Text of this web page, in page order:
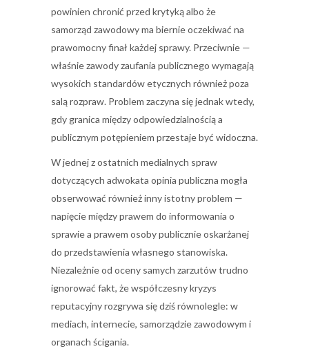
powinien chronić przed krytyką albo że
samorząd zawodowy ma biernie oczekiwać na
prawomocny finał każdej sprawy. Przeciwnie —
właśnie zawody zaufania publicznego wymagają
wysokich standardów etycznych również poza
salą rozpraw. Problem zaczyna się jednak wtedy,
gdy granica między odpowiedzialnością a
publicznym potępieniem przestaje być widoczna.
W jednej z ostatnich medialnych spraw
dotyczących adwokata opinia publiczna mogła
obserwować również inny istotny problem —
napięcie między prawem do informowania o
sprawie a prawem osoby publicznie oskarżanej
do przedstawienia własnego stanowiska.
Niezależnie od oceny samych zarzutów trudno
ignorować fakt, że współczesny kryzys
reputacyjny rozgrywa się dziś równolegle: w
mediach, internecie, samorządzie zawodowym i
organach ścigania.